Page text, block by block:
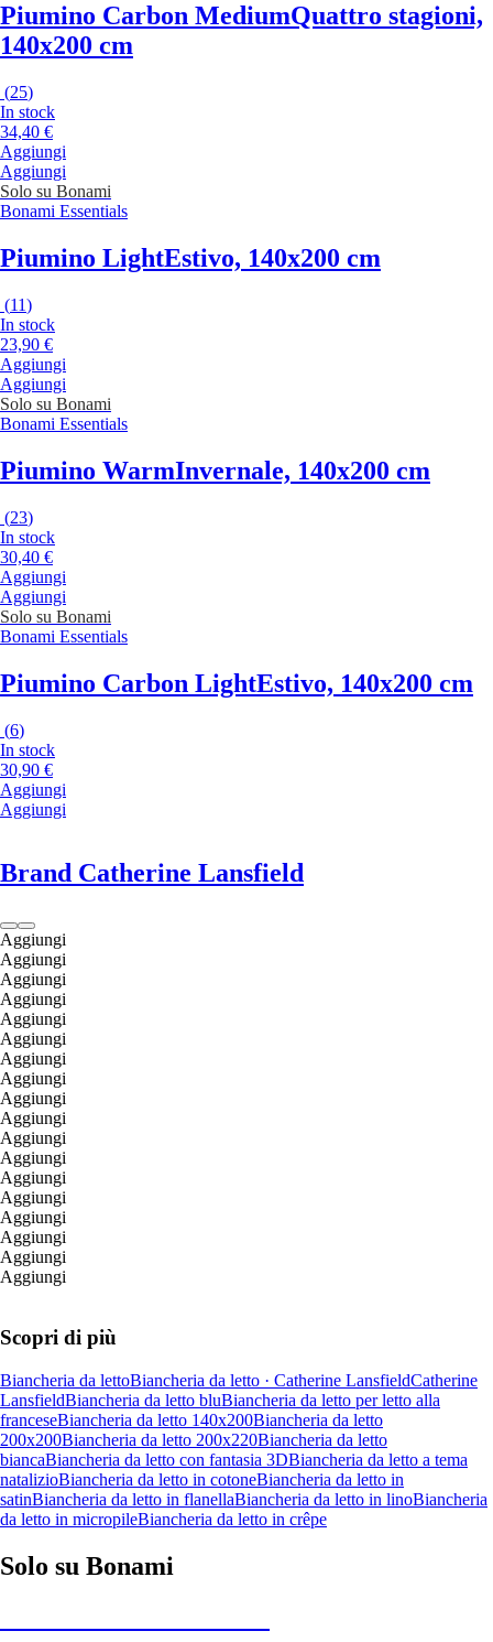
Piumino Carbon MediumQuattro stagioni,
140x200 cm
(25)
In stock
34,40 €
Aggiungi
Aggiungi
Solo su Bonami
Bonami Essentials
Piumino LightEstivo, 140x200 cm
(11)
In stock
23,90 €
Aggiungi
Aggiungi
Solo su Bonami
Bonami Essentials
Piumino WarmInvernale, 140x200 cm
(23)
In stock
30,40 €
Aggiungi
Aggiungi
Solo su Bonami
Bonami Essentials
Piumino Carbon LightEstivo, 140x200 cm
(6)
In stock
30,90 €
Aggiungi
Aggiungi
Brand Catherine Lansfield
Aggiungi
Aggiungi
Aggiungi
Aggiungi
Aggiungi
Aggiungi
Aggiungi
Aggiungi
Aggiungi
Aggiungi
Aggiungi
Aggiungi
Aggiungi
Aggiungi
Aggiungi
Aggiungi
Aggiungi
Aggiungi
Scopri di più
Biancheria da lettoBiancheria da letto · Catherine LansfieldCatherine
LansfieldBiancheria da letto bluBiancheria da letto per letto alla
franceseBiancheria da letto 140x200Biancheria da letto
200x200Biancheria da letto 200x220Biancheria da letto
biancaBiancheria da letto con fantasia 3DBiancheria da letto a tema
natalizioBiancheria da letto in cotoneBiancheria da letto in
satinBiancheria da letto in flanellaBiancheria da letto in linoBiancheria
da letto in micropileBiancheria da letto in crêpe
Solo su Bonami